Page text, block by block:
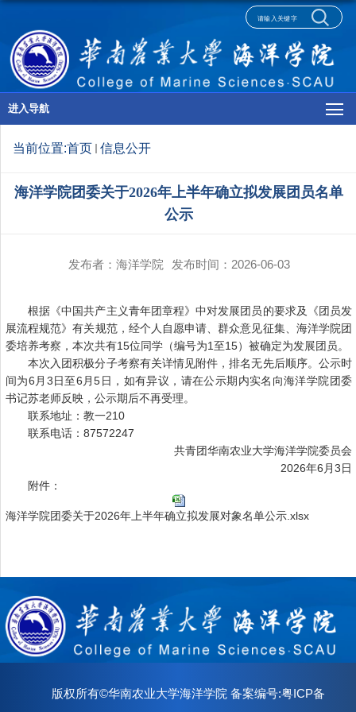
进入导航
当前位置:首页 信息公开
海洋学院团委关于2026年上半年确立拟发展团员名单
公示
发布者：海洋学院 发布时间：2026-06-03
根据《中国共产主义青年团章程》中对发展团员的要求及《团员发
展流程规范》有关规范，经个人自愿申请、群众意见征集、海洋学院团
委培养考察，本次共有15位同学（编号为1至15）被确定为发展团员。
本次入团积极分子考察有关详情见附件，排名无先后顺序。公示时
间为6月3日至6月5日，如有异议，请在公示期内实名向海洋学院团委
书记苏老师反映，公示期后不再受理。
联系地址：教一210
联系电话：87572247
共青团华南农业大学海洋学院委员会
2026年6月3日
附件：
海洋学院团委关于2026年上半年确立拟发展对象名单公示.xlsx
版权所有©华南农业大学海洋学院 备案编号:粤ICP备